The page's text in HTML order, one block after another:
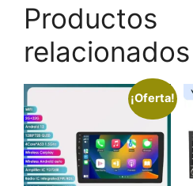
Productos
relacionados
¡Oferta!